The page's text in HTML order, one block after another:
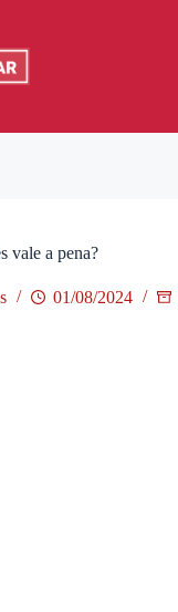
vale a pena?
01/08/2024